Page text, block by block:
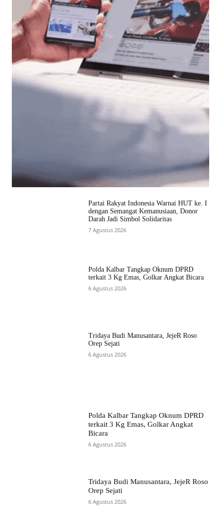
Partai Rakyat Indonesia Warnai HUT ke. I
dengan Semangat Kemanusiaan, Donor
Darah Jadi Simbol Solidaritas
7 Agustus 2026
Polda Kalbar Tangkap Oknum DPRD
terkait 3 Kg Emas, Golkar Angkat Bicara
6 Agustus 2026
Tridaya Budi Manusantara, JejeR Roso
Orep Sejati
6 Agustus 2026
Polda Kalbar Tangkap Oknum DPRD
terkait 3 Kg Emas, Golkar Angkat
Bicara
6 Agustus 2026
Tridaya Budi Manusantara, JejeR Roso
Orep Sejati
6 Agustus 2026